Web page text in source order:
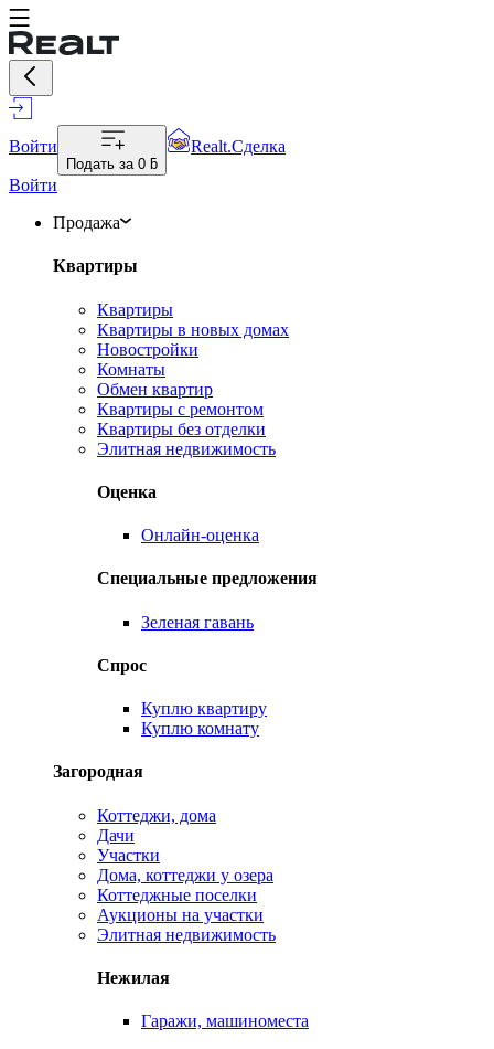
Войти
Подать за 0 ƃ
Realt.Сделка
Войти
Продажа
Квартиры
Квартиры
Квартиры в новых домах
Новостройки
Комнаты
Обмен квартир
Квартиры с ремонтом
Квартиры без отделки
Элитная недвижимость
Оценка
Онлайн-оценка
Специальные предложения
Зеленая гавань
Спрос
Куплю квартиру
Куплю комнату
Загородная
Коттеджи, дома
Дачи
Участки
Дома, коттеджи у озера
Коттеджные поселки
Аукционы на участки
Элитная недвижимость
Нежилая
Гаражи, машиноместа